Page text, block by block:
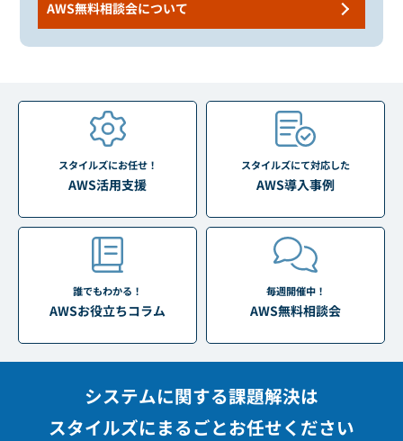
AWS無料相談会について
スタイルズにお任せ！
AWS活用支援
スタイルズにて対応した
AWS導入事例
誰でもわかる！
AWSお役立ちコラム
毎週開催中！
AWS無料相談会
システムに関する課題解決は
スタイルズにまるごとお任せください